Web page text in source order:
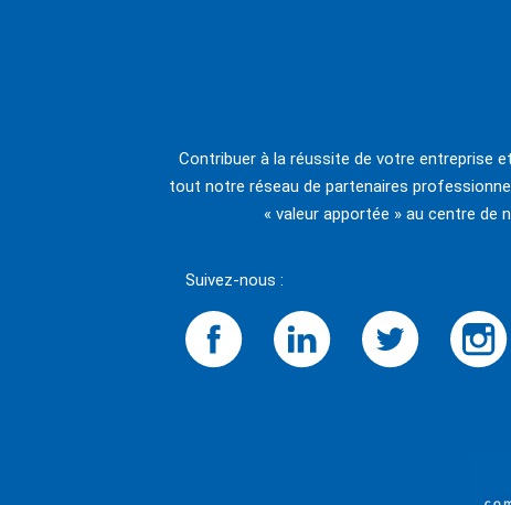
Contribuer à la réussite de votre entreprise
tout notre réseau de partenaires
« valeur apportée » au centre de
Suivez-nous :